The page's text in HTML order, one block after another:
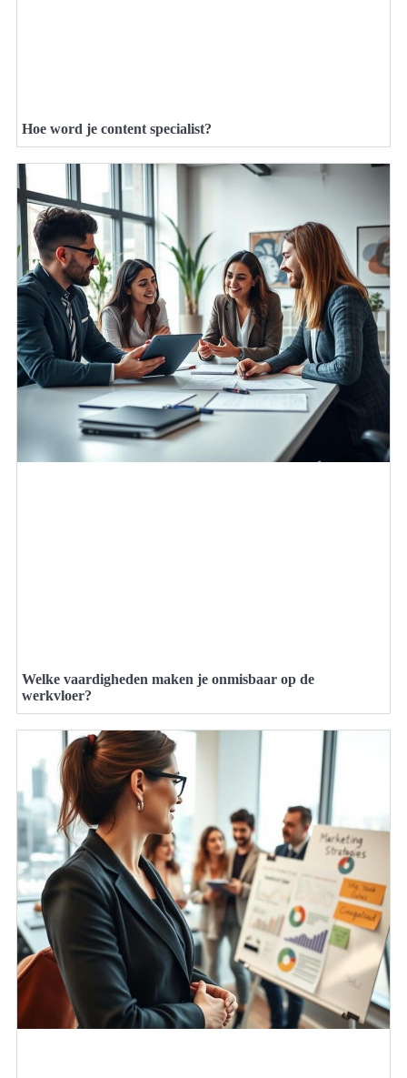
Hoe word je content specialist?
Welke vaardigheden maken je onmisbaar op de
werkvloer?